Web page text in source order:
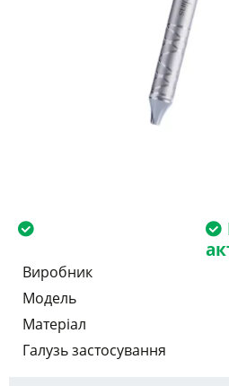
Виробник
Модель
Матеріал
Галузь застосування